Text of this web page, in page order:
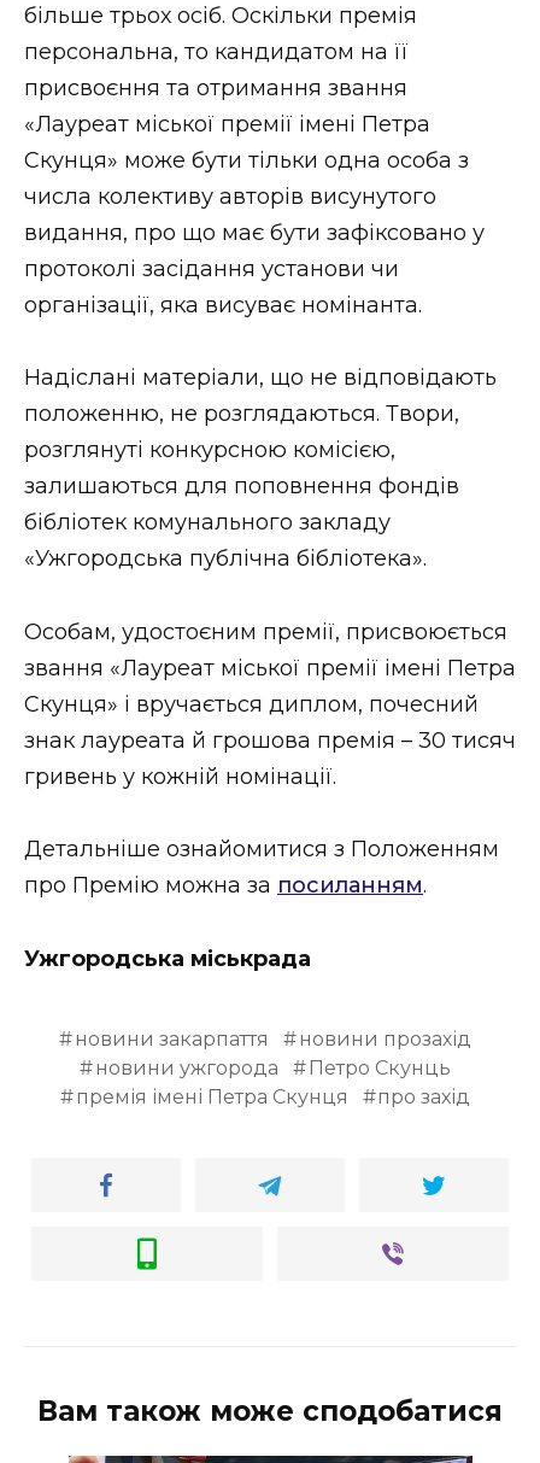
більше трьох осіб. Оскільки премія
персональна, то кандидатом на її
присвоєння та отримання звання
«Лауреат міської премії імені Петра
Скунця» може бути тільки одна особа з
числа колективу авторів висунутого
видання, про що має бути зафіксовано у
протоколі засідання установи чи
організації, яка висуває номінанта.
Надіслані матеріали, що не відповідають
положенню, не розглядаються. Твори,
розглянуті конкурсною комісією,
залишаються для поповнення фондів
бібліотек комунального закладу
«Ужгородська публічна бібліотека».
Особам, удостоєним премії, присвоюється
звання «Лауреат міської премії імені Петра
Скунця» і вручається диплом, почесний
знак лауреата й грошова премія – 30 тисяч
гривень у кожній номінації.
Детальніше ознайомитися з Положенням
про Премію можна за посиланням.
Ужгородська міськрада
новини закарпаття
новини прозахід
новини ужгорода
Петро Скунць
премія імені Петра Скунця
про захід
Вам також може сподобатися